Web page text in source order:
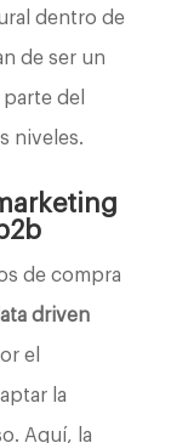
dentro de
de ser un
del
niveles.
de compra
driven
el
la
Aquí, la